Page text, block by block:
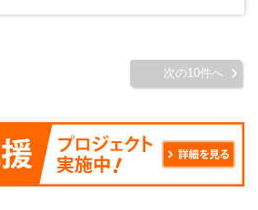
次の10件へ